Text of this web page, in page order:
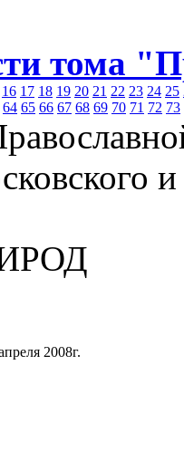
тома
16 17 18 19 20 21 22 23 24 25
64 65 66 67 68 69 70 71 72 73
2008г.